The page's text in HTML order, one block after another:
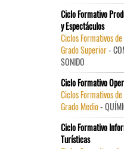
Ciclo Formativo
y Espectáculos
Ciclos Formativos
Grado Superior-
SONIDO
Ciclo Formativo
Ciclos Formativos
Grado Medio-
Ciclo Formativo
Turísticas